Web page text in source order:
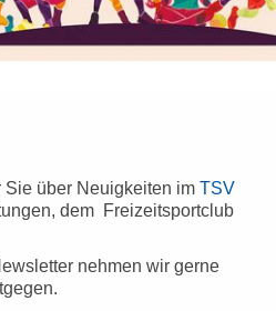
über Neuigkeiten im TSV
dem Freizeitsportclub
nehmen wir gerne